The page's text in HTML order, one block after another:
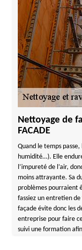
Nettoyage de
FACADE
Quand le temps
humidité…). Elle
l’impureté de l’air,
moins attrayante. Sa
problèmes pourraient
fassiez un entretien
façade évite donc les
entreprise pour faire
suivi une formation